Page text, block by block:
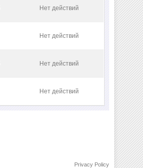
Нет действий
Нет действий
Нет действий
Нет действий
Privacy Policy